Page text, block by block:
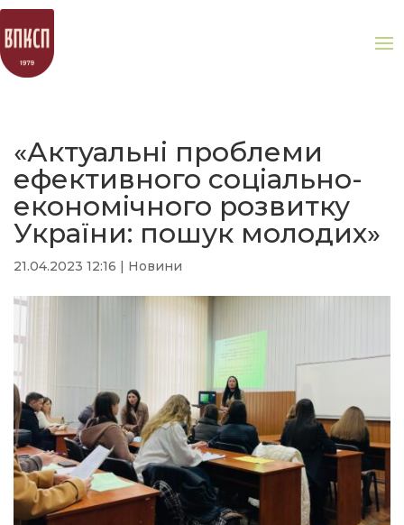
«Актуальні проблеми
ефективного соціально-
економічного розвитку
України: пошук молодих»
21.04.2023 12:16 Новини